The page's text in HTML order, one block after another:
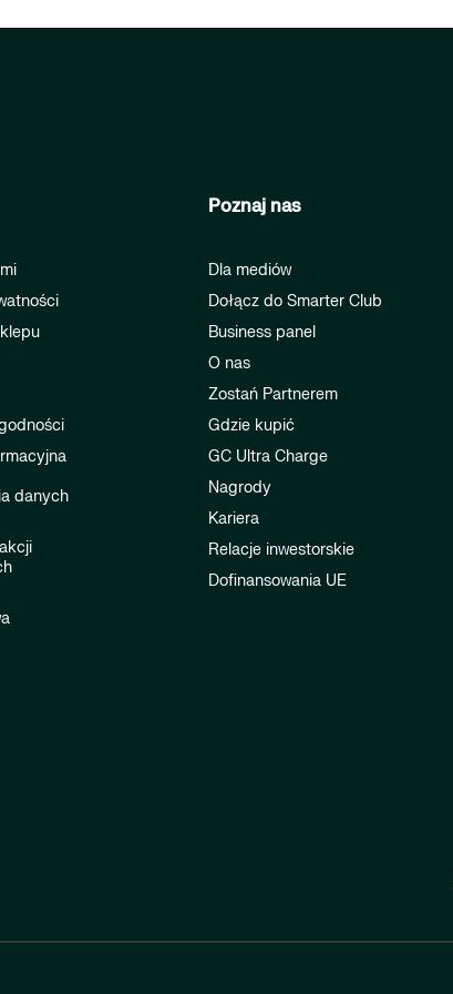
danych
Poznaj nas
Dla mediów
Dołącz do Smarter Club
Business panel
O nas
Zostań Partnerem
Gdzie kupić
GC Ultra Charge
Nagrody
Kariera
Relacje inwestorskie
Dofinansowania UE